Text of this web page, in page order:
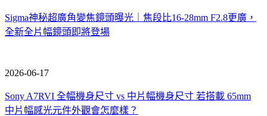
Sigma神秘超廣角變焦鏡頭曝光｜焦段比16-28mm F2.8更廣，
全新全片幅鏡頭即將登場
2026-06-17
Sony A7RVI 全幅機身尺寸 vs 中片幅機身尺寸 若搭載 65mm
中片幅感光元件外觀會怎麼樣？